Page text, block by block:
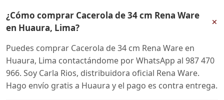
¿Cómo comprar Cacerola de 34 cm Rena Ware
en Huaura, Lima?
+
Puedes comprar Cacerola de 34 cm Rena Ware en
Huaura, Lima contactándome por WhatsApp al 987 470
966. Soy Carla Rios, distribuidora oficial Rena Ware.
Hago envío gratis a Huaura y el pago es contra entrega.